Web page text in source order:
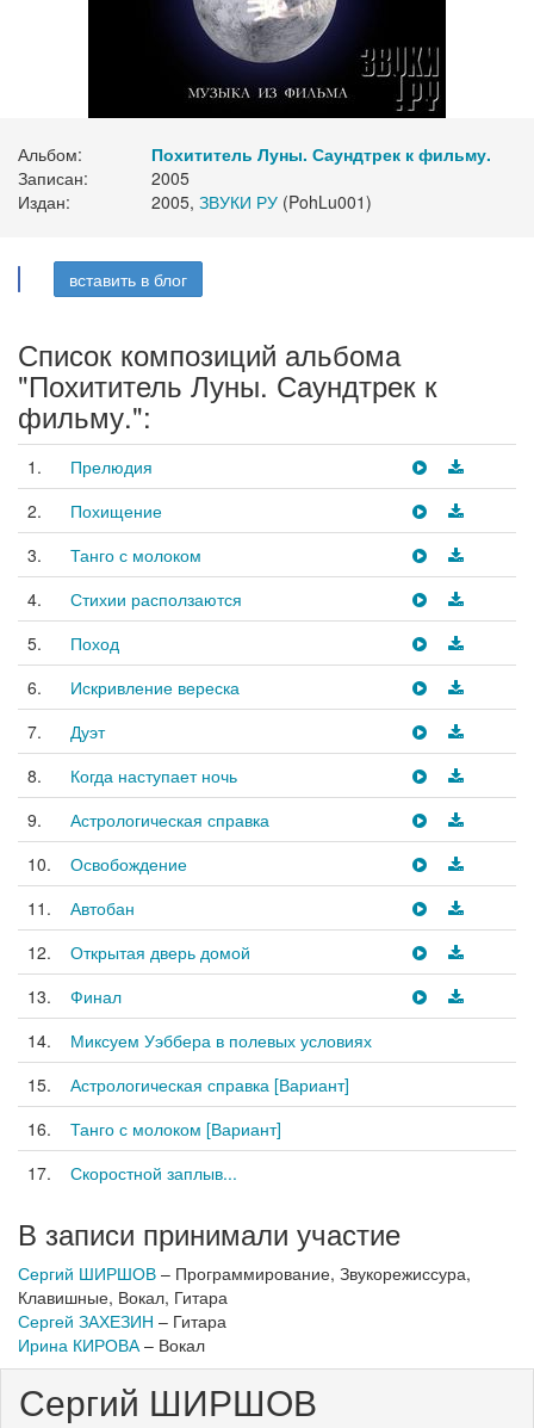
Альбом:
Похититель Луны. Саундтрек к фильму.
Записан:
2005
Издан:
2005, ЗВУКИ РУ (PohLu001)
вставить в блог
Список композиций альбома
"Похититель Луны. Саундтрек к
фильму.":
1.
Прелюдия
2.
Похищение
3.
Танго с молоком
4.
Стихии расползаются
5.
Поход
6.
Искривление вереска
7.
Дуэт
8.
Когда наступает ночь
9.
Астрологическая справка
10.
Освобождение
11.
Автобан
12.
Открытая дверь домой
13.
Финал
14.
Миксуем Уэббера в полевых условиях
15.
Астрологическая справка [Вариант]
16.
Танго с молоком [Вариант]
17.
Скоростной заплыв...
В записи принимали участие
Сергий ШИРШОВ – Программирование, Звукорежиссура,
Клавишные, Вокал, Гитара
Сергей ЗАХЕЗИН – Гитара
Ирина КИРОВА– Вокал
Сергий ШИРШОВ